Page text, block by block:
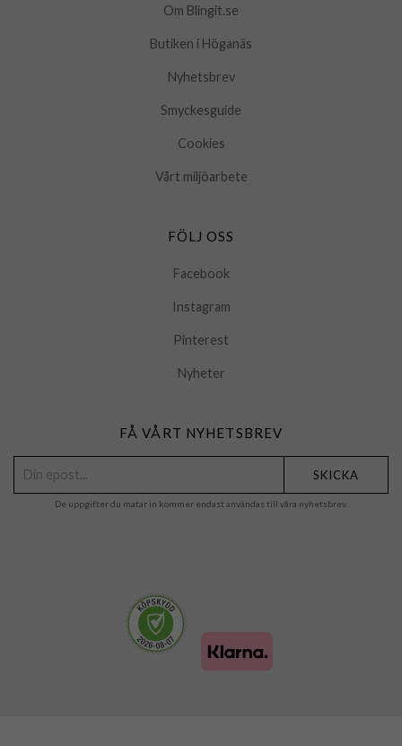
Om Blingit.se
Butiken i Höganäs
Nyhetsbrev
Smyckesguide
Cookies
Vårt miljöarbete
FÖLJ OSS
Facebook
Instagram
Pinterest
Nyheter
FÅ VÅRT NYHETSBREV
SKICKA
De uppgifter du matar in kommer endast användas till våra nyhetsbrev.